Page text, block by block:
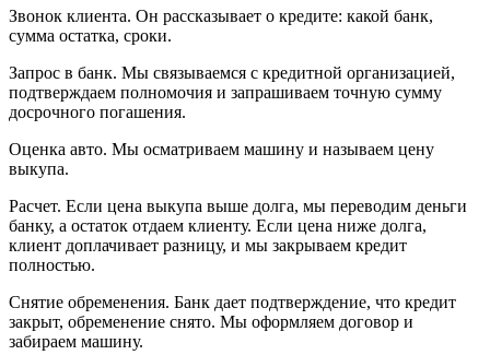
Звонок клиента. Он рассказывает о кредите: какой банк,
сумма остатка, сроки.
Запрос в банк. Мы связываемся с кредитной организацией,
подтверждаем полномочия и запрашиваем точную сумму
досрочного погашения.
Оценка авто. Мы осматриваем машину и называем цену
выкупа.
Расчет. Если цена выкупа выше долга, мы переводим деньги
банку, а остаток отдаем клиенту. Если цена ниже долга,
клиент доплачивает разницу, и мы закрываем кредит
полностью.
Снятие обременения. Банк дает подтверждение, что кредит
закрыт, обременение снято. Мы оформляем договор и
забираем машину.